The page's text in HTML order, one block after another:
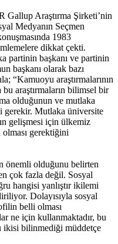
Gallup Araştırma Şirketi’nin
Medyanın Seçmen
1983
dikkat çekti.
partinin başkanı ve partinin
başkanı olarak bazı
“Kamuoyu araştırmalarının
araştırmaların bilimsel bir
olduğunun ve mutlaka
gerekir. Mutlaka üniversite
gelişmesi için ülkemiz
olması gerektiğini
önemli olduğunu belirten
çok fazla değil. Sosyal
hangisi yanlıştır ikilemi
Dolayısıyla sosyal
belli olması
ne için kullanmaktadır, bu
ikisi bilinmediği müddetçe